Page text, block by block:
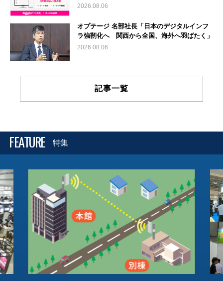
2026.08.06
オプテージ 名部社長「日本のデジタルインフ
ラ強靭化へ 関西から全国、海外へ羽ばたく」
2026.08.06
記事一覧
FEATURE 特集